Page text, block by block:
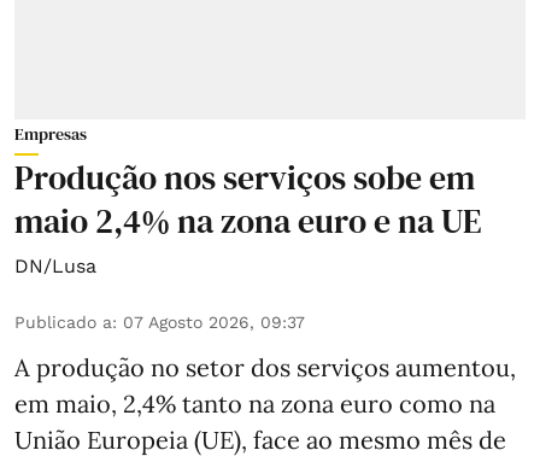
Empresas
Produção nos serviços sobe em
maio 2,4% na zona euro e na UE
DN/Lusa
Publicado a: 07 Agosto 2026, 09:37
A produção no setor dos serviços aumentou,
em maio, 2,4% tanto na zona euro como na
União Europeia (UE), face ao mesmo mês de